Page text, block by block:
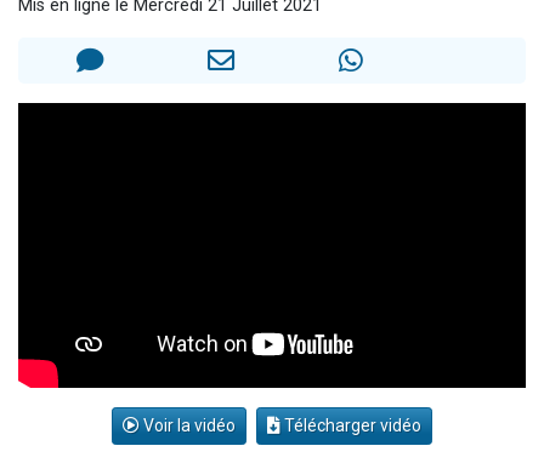
Mis en ligne le Mercredi 21 Juillet 2021
Voir la vidéo Télécharger vidéo